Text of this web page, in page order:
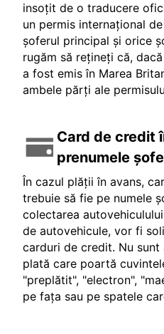
insoțit de o traducere
un permis internațional
șoferul principal și orice
rugăm să rețineți că,
a fost emis în Marea
ambele părți ale
Card de credit
prenumele
În cazul plății în avans,
trebuie să fie pe numele
colectarea
de autovehicule, vor fi
carduri de credit. Nu
plată care poartă
"preplătit", "electron",
pe fața sau pe spatele